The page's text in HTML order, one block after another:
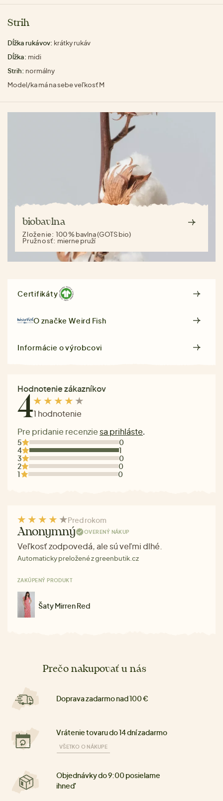
Strih
Dĺžka rukávov: krátky rukáv
Dĺžka: midi
Strih: normálny
Model/ka má na sebe veľkosť M
biobavlna
Zloženie: 100 % bavlna (GOTS bio)
Pružnosť: mierne pruží
Certifikáty
O značkeWeird Fish
Informácie o výrobcovi
Hodnotenie zákazníkov
41 hodnotenie
Pre pridanie recenzie sa prihláste.
5
0
4
1
3
0
2
0
1
0
Pred rokom
Anonymný OVERENÝ NÁKUP
Veľkosť zodpovedá, ale sú veľmi dlhé.
Automaticky preložené z greenbutik.cz
ZAKÚPENÝ PRODUKT
Šaty Mirren Red
Prečo nakupovať u nás
Doprava zadarmo nad 100 €
Vrátenie tovaru do 14 dní zadarmo
VŠETKO O NÁKUPE
Objednávky do 9:00 posielame
ihneď